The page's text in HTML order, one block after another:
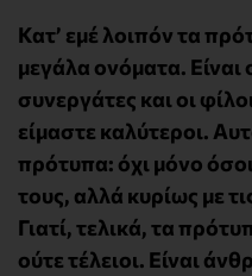
Κατ’ εμέ λοιπόν τα
μεγάλα ονόματα. Είναι
συνεργάτες και οι
είμαστε καλύτεροι.
πρότυπα: όχι μόνο
τους, αλλά κυρίως με
Γιατί, τελικά, τα
ούτε τέλειοι. Είναι